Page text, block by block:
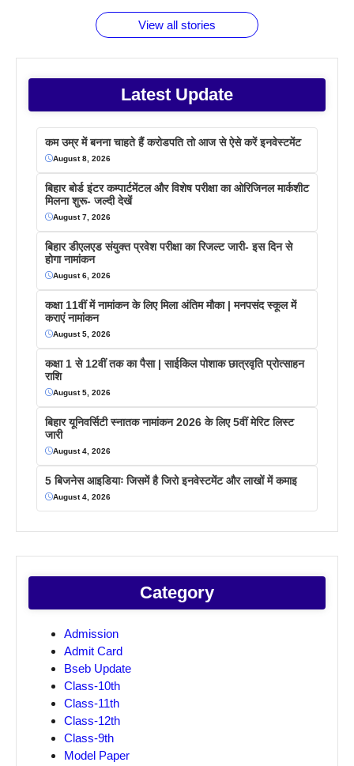
View all stories
Latest Update
कम उम्र में बनना चाहते हैं करोडपति तो आज से ऐसे करें इनवेस्टमेंट
August 8, 2026
बिहार बोर्ड इंटर कम्पार्टमेंटल और विशेष परीक्षा का ओरिजिनल मार्कशीट
मिलना शुरू- जल्दी देखें
August 7, 2026
बिहार डीएलएड संयुक्त प्रवेश परीक्षा का रिजल्ट जारी- इस दिन से
होगा नामांकन
August 6, 2026
कक्षा 11वीं में नामांकन के लिए मिला अंतिम मौका | मनपसंद स्कूल में
कराएं नामांकन
August 5, 2026
कक्षा 1 से 12वीं तक का पैसा | साईकिल पोशाक छात्रवृति प्रोत्साहन
राशि
August 5, 2026
बिहार यूनिवर्सिटी स्नातक नामांकन 2026 के लिए 5वीं मेरिट लिस्ट
जारी
August 4, 2026
5 बिजनेस आइडियाः जिसमें है जिरो इनवेस्टमेंट और लाखों में कमाइ
August 4, 2026
Category
Admission
Admit Card
Bseb Update
Class-10th
Class-11th
Class-12th
Class-9th
Model Paper